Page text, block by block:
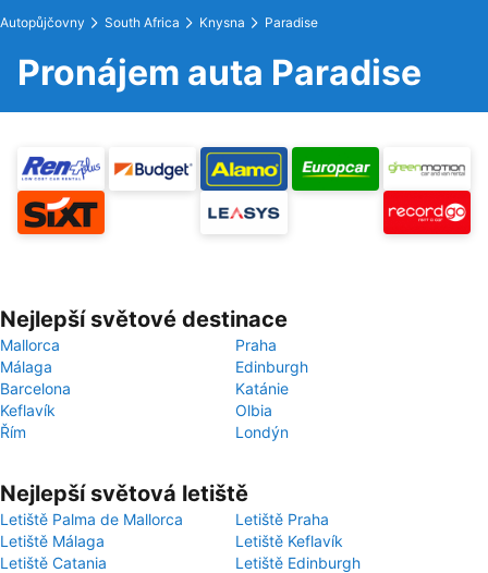
Autopůjčovny South Africa Knysna Paradise
Pronájem auta Paradise
Nejlepší světové destinace
Mallorca
Praha
Málaga
Edinburgh
Barcelona
Katánie
Keflavík
Olbia
Řím
Londýn
Nejlepší světová letiště
Letiště Palma de Mallorca
Letiště Praha
Letiště Málaga
Letiště Keflavík
Letiště Catania
Letiště Edinburgh